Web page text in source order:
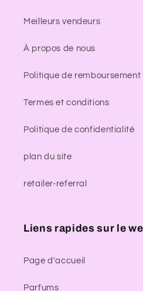
Meilleurs vendeurs
À propos de nous
Politique de
Termes et conditions
Politique de confidentialité
plan du site
retailer-referral
Liens rapides sur le
Page d'accueil
Parfums